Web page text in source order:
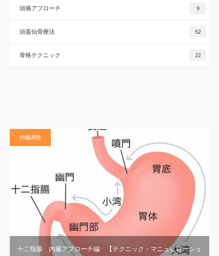
頭痛アプローチ 9
頭蓋仙骨療法 52
骨格テクニック 22
内臓調整
十二指腸 内臓アプローチ編 【テクニック・マニュピレーショ